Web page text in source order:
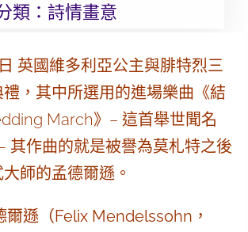
類：詩情畫意
英國維多利亞公主與腓特烈三
，其中所選用的進場樂曲《結
March》– 這首舉世聞名
其作曲的就是被譽為莫札特之後
師的孟德爾遜 。
爾遜 （Felix Mendelssohn ，